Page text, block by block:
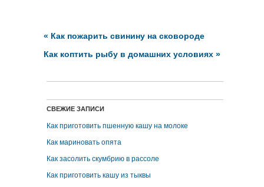
« Как пожарить свинину на сковороде
Как коптить рыбу в домашних условиях »
СВЕЖИЕ ЗАПИСИ
Как приготовить пшенную кашу на молоке
Как мариновать опята
Как засолить скумбрию в рассоле
Как приготовить кашу из тыквы